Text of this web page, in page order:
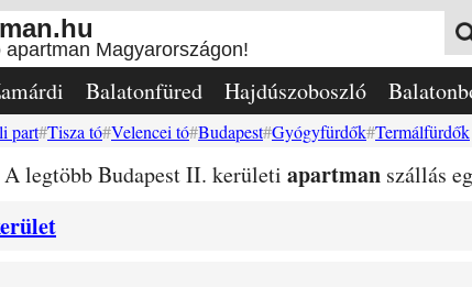
apartman Magyarországon!
Balatonfüred Hajdúszoboszló
part Tisza tó Velencei tó Budapest Gyógyfürdők Termálfürdők
legtöbb Budapest II. kerületi apartmanszállás